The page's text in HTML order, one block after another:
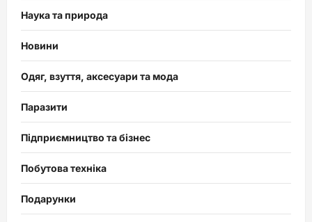
Наука та природа
Новини
Одяг, взуття, аксесуари та мода
Паразити
Підприємництво та бізнес
Побутова техніка
Подарунки